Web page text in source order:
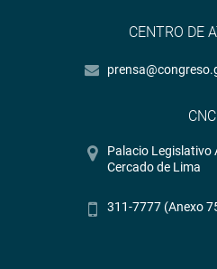
CENTRO DE
CNC
Palacio Legislativo
Cercado de Lima
311-7777 (Anexo